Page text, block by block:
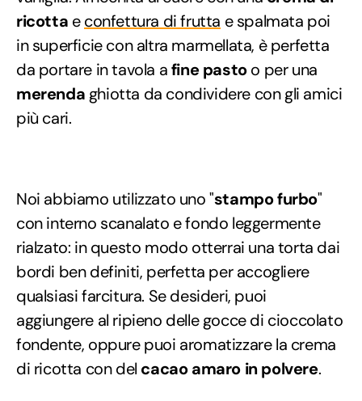
ricotta econfettura di frutta e spalmata poi
in superficie con altra marmellata, è perfetta
da portare in tavola afine pastoo per una
merenda ghiotta da condividere con gli amici
più cari.
Noi abbiamo utilizzato uno "stampo furbo"
con interno scanalato e fondo leggermente
rialzato: in questo modo otterrai una torta dai
bordi ben definiti, perfetta per accogliere
qualsiasi farcitura. Se desideri, puoi
aggiungere al ripieno delle gocce di cioccolato
fondente, oppure puoi aromatizzare la crema
di ricotta con del cacao amaro in polvere.